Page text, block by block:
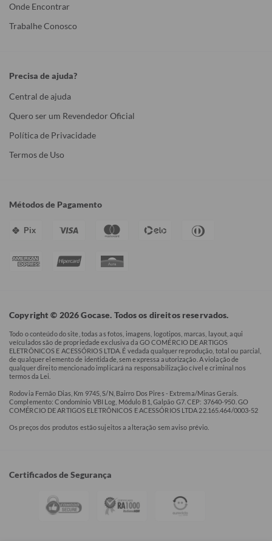
Onde Encontrar
Trabalhe Conosco
Precisa de ajuda?
Central de ajuda
Quero ser um Revendedor Oficial
Política de Privacidade
Termos de Uso
Métodos de Pagamento
Pix
Copyright © 2026 Gocase. Todos os direitos reservados.
Todo o conteúdo do site, todas as fotos, imagens, logotipos, marcas, layout, aqui
veículados são de propriedade exclusiva da GO COMÉRCIO DE ARTIGOS
ELETRÔNICOS E ACESSÓRIOS LTDA. É vedada qualquer reprodução, total ou parcial,
de qualquer elemento de identidade, sem expressa autorização. A violação de
qualquer direito mencionado implicará na responsabilização cível e criminal nos
termos da Lei.
Rodovia Fernão Dias, Km 9745, S/N, Bairro Dos Pires - Extrema/Minas Gerais.
Complemento: Condomínio VBI Log, Módulo B1, Galpão G7. CEP: 37640-950. GO
COMÉRCIO DE ARTIGOS ELETRÔNICOS E ACESSÓRIOS LTDA 22.165.464/0003-52
Os preços dos produtos estão sujeitos a alteração sem aviso prévio.
Certificados de Segurança